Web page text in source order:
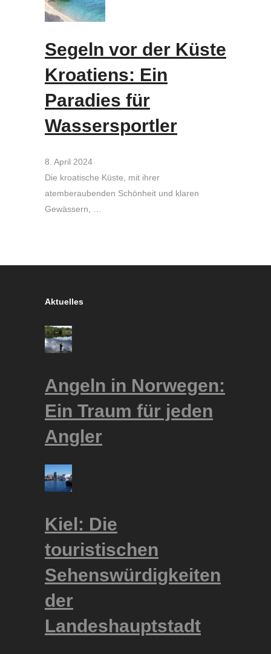
Segeln vor der Küste
Kroatiens: Ein
Paradies für
Wassersportler
8. April 2024
Die kroatische Küste, mit ihrer
atemberaubenden Schönheit und klaren
Gewässern, …
Aktuelles
Angeln in Norwegen:
Ein Traum für jeden
Angler
Kiel: Die
touristischen
Sehenswürdigkeiten
der
Landeshauptstadt